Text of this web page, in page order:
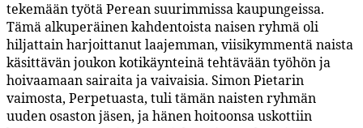
tekemään työtä Perean suurimmissa kaupungeissa.
Tämä alkuperäinen kahdentoista naisen ryhmä oli
hiljattain harjoittanut laajemman, viisikymmentä naista
käsittävän joukon kotikäynteinä tehtävään työhön ja
hoivaa­maan sairaita ja vaivaisia. Simon Pietarin
vaimosta, Perpetuasta, tuli tämän naisten ryhmän
uuden osaston jäsen, ja hänen hoitoonsa uskottiin